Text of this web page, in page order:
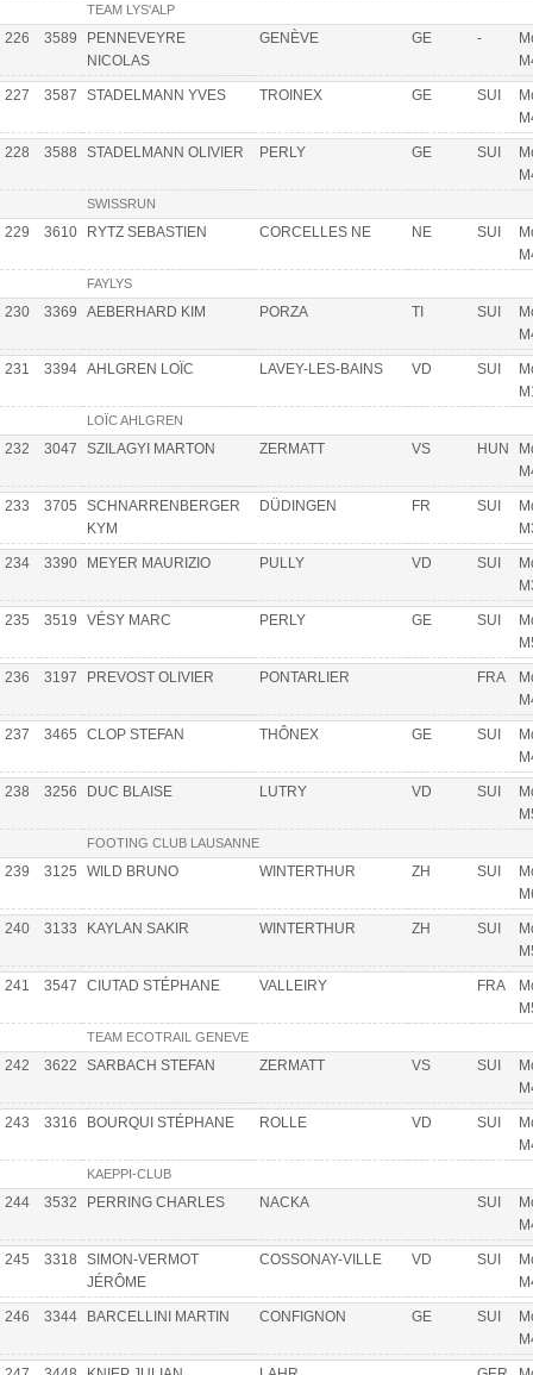
TEAM LYS'ALP
226 3589
PENNEVEYRE
NICOLAS
GENÈVE GE -
227 3587 STADELMANN YVES TROINEX GE SUI
228 3588 STADELMANN OLIVIER PERLY GE SUI
SWISSRUN
229 3610 RYTZ SEBASTIEN CORCELLES NE NE SUI
FAYLYS
230 3369 AEBERHARD KIM PORZA TI SUI
231 3394 AHLGREN LOÏC LAVEY-LES-BAINS VD SUI
LOÏC AHLGREN
232 3047 SZILAGYI MARTON ZERMATT VS HUN
233 3705
SCHNARRENBERGER
KYM
DÜDINGEN FR SUI
234 3390 MEYER MAURIZIO PULLY VD SUI
235 3519 VÉSY MARC PERLY GE SUI
236 3197 PREVOST OLIVIER PONTARLIER FRA
237 3465 CLOP STEFAN THÔNEX GE SUI
238 3256 DUC BLAISE LUTRY VD SUI
FOOTING CLUB LAUSANNE
239 3125 WILD BRUNO WINTERTHUR ZH SUI
240 3133 KAYLAN SAKIR WINTERTHUR ZH SUI
241 3547 CIUTAD STÉPHANE VALLEIRY FRA
TEAM ECOTRAIL GENEVE
242 3622 SARBACH STEFAN ZERMATT VS SUI
243 3316 BOURQUI STÉPHANE ROLLE VD SUI
KAEPPI-CLUB
244 3532 PERRING CHARLES NACKA SUI
245 3318
SIMON-VERMOT
JÉRÔME
COSSONAY-VILLE VD SUI
246 3344 BARCELLINI MARTIN CONFIGNON GE SUI